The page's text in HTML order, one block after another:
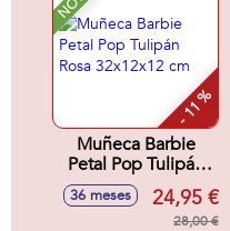
- 11 %
Muñeca Barbie
Petal Pop Tulipán
Rosa 32x12x12 cm
36 meses 24,95 €
28,00 €